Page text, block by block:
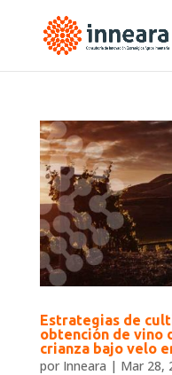
Estrategias de
obtención de vino
crianza bajo velo
por Inneara | Mar 28,